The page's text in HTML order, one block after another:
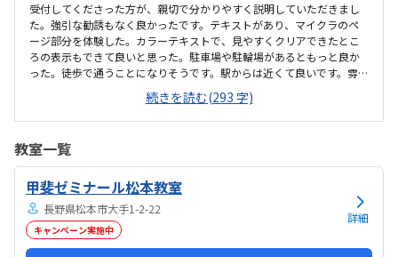
受付してくださった方が、親切で分かりやすく説明していただきまし
た。強引な勧誘もなく良かったです。テキストがあり、マイクラのペ
ージ部分を体験した。カラーテキストで、見やすくクリアできたとこ
ろの表示もできて良いと思った。駐車場や駐輪場があるともっと良か
った。徒歩で通うことになりそうです。駅からは近くて良いです。雰囲
気も良く、清潔感もあった。部屋が区切られていて、個人スペースも
確保されていて良かった。基本料金以外に、追加料金があまり無さそ
うで良かった。できれば、毎月1万以内で通いたいです。子供に熱心に
気持ちになれて良かった。
続きを読む(293 字)
教室一覧
甲斐ゼミナール松本教室
長野県松本市大手1-2-22
キャンペーン実施中
詳細